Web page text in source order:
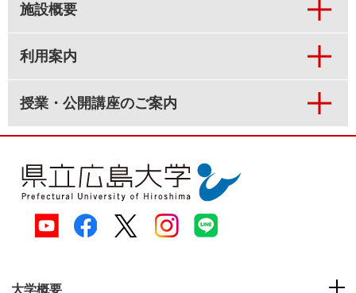
施設概要
利用案内
授業・公開講座のご案内
大学概要